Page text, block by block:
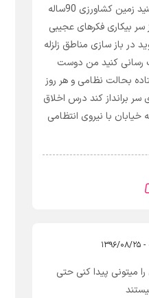
درست میکنند با حقوق کار کنید زمین کشاورزی 90ساله
سر بیکاری فکرهای عجیبی
در باز سازی مناطق زلزله
رسانی کنید من دوست
بحالت نظامی و هر روز
برانداز کند درس اخلاق
با نیروی انتظامی
میتونی پیدا کنی حتی